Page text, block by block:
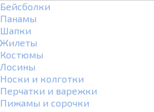
Бейсболки
Панамы
Шапки
Жилеты
Костюмы
Лосины
Носки и колготки
Перчатки и варежки
Пижамы и сорочки